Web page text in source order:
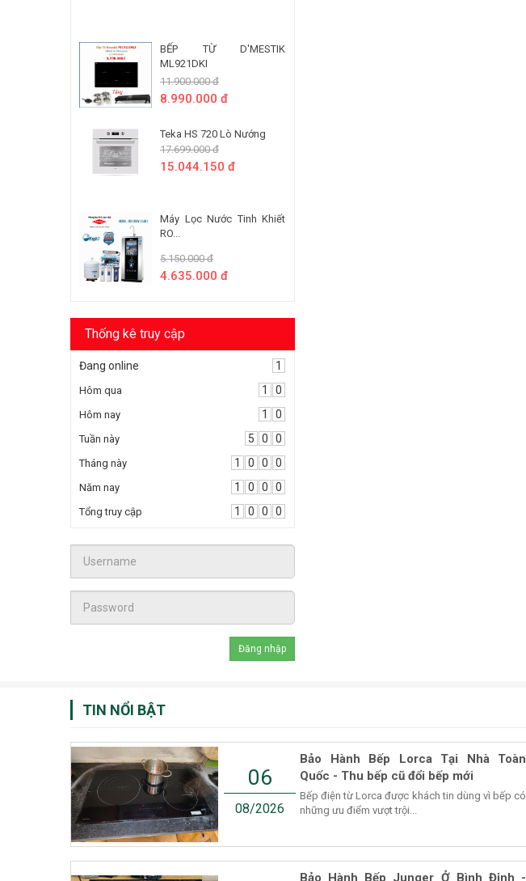
BẾP TỪ D'MESTIK
ML921DKI
11.900.000 đ
8.990.000 đ
Teka HS 720 Lò Nướng
17.699.000 đ
15.044.150 đ
Máy Lọc Nước Tinh Khiết
RO...
5.150.000 đ
4.635.000 đ
Thống kê truy cập
Đang online 1
Hôm qua 1 0
Hôm nay 1 0
Tuần này 5 0 0
Tháng này 1 0 0 0
Năm nay 1 0 0 0
Tổng truy cập 1 0 0 0
TIN NỔI BẬT
06
08/2026
Bảo Hành Bếp Lorca Tại Nhà Toàn
Quốc - Thu bếp cũ đổi bếp mới
Bếp điện từ Lorca được khách tin dùng vì bếp có
những ưu điểm vượt trội...
Bảo Hành Bếp Junger Ở Bình Định -